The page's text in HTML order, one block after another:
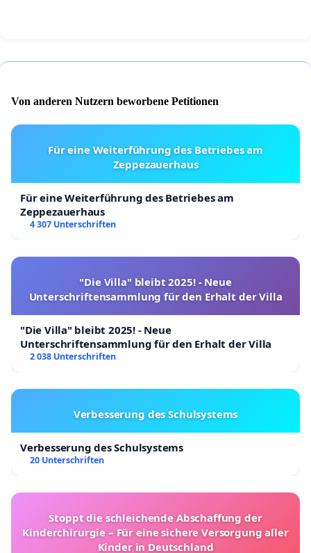
Von anderen Nutzern beworbene Petitionen
Für eine Weiterführung des Betriebes am
Zeppezauerhaus
Für eine Weiterführung des Betriebes am
Zeppezauerhaus
4 307 Unterschriften
"Die Villa" bleibt 2025! - Neue
Unterschriftensammlung für den Erhalt der Villa
"Die Villa" bleibt 2025! - Neue
Unterschriftensammlung für den Erhalt der Villa
2 038 Unterschriften
Verbesserung des Schulsystems
Verbesserung des Schulsystems
20 Unterschriften
Stoppt die schleichende Abschaffung der
Kinderchirurgie – Für eine sichere Versorgung aller
Kinder in Deutschland